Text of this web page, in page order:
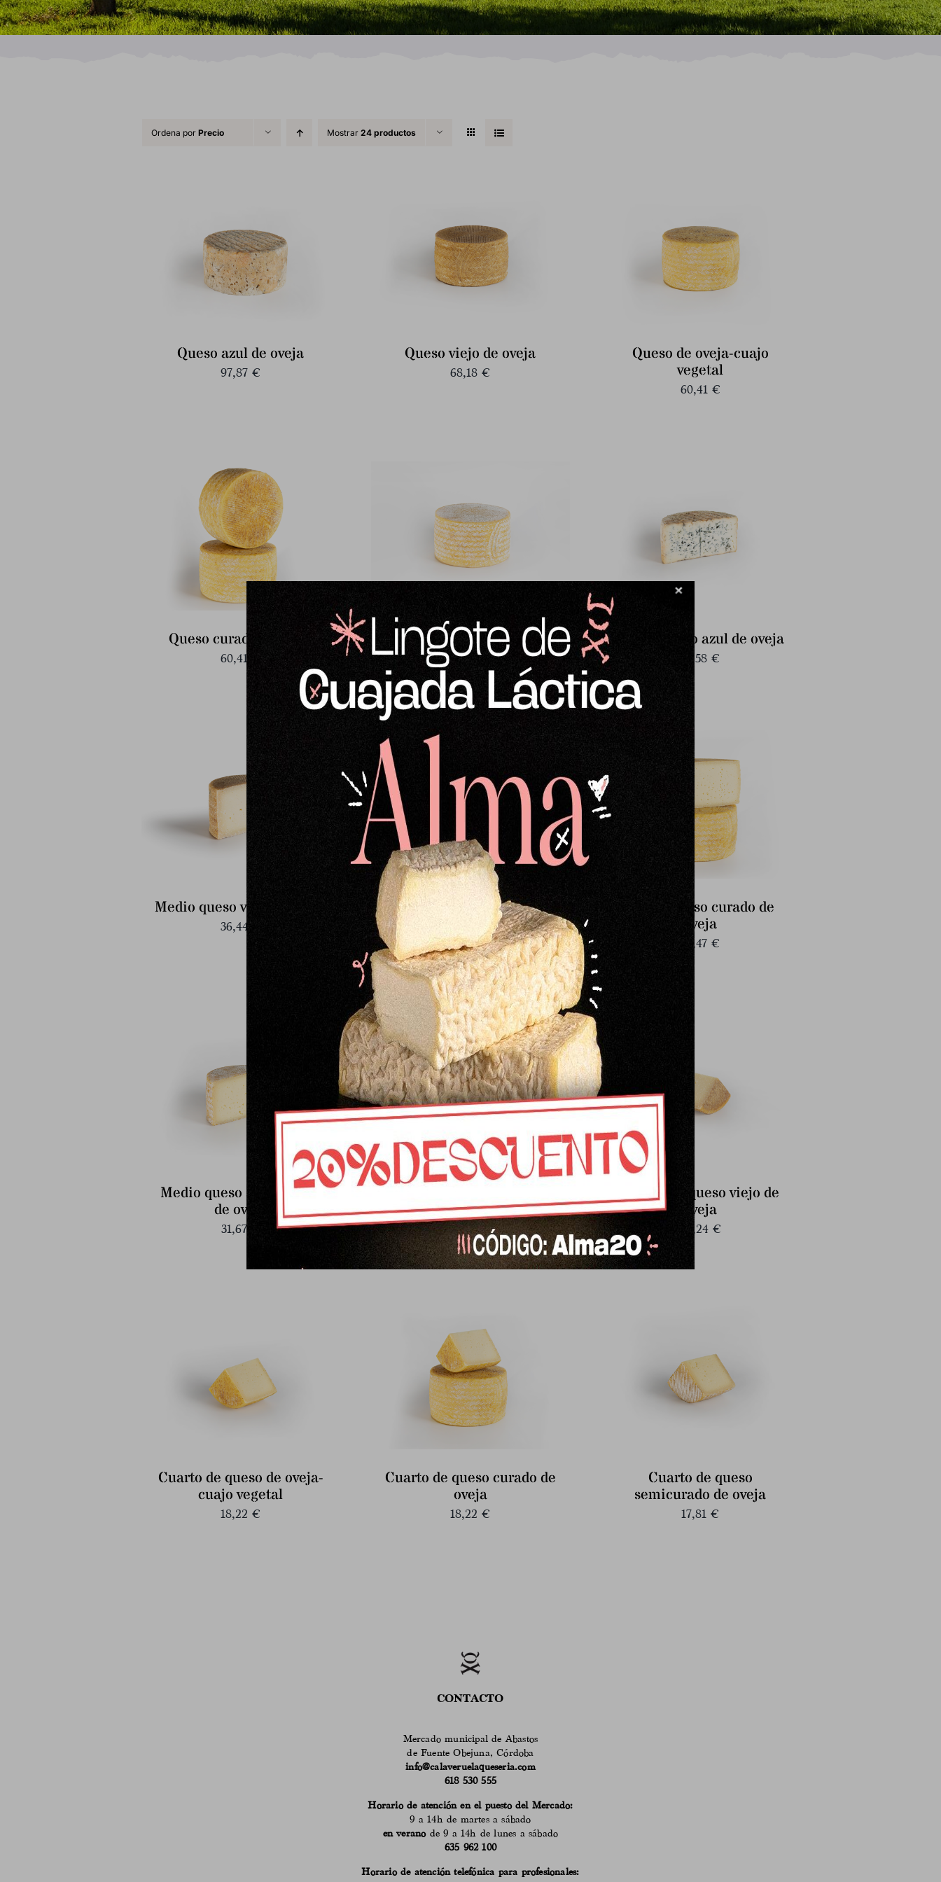
Ordena por Precio Mostrar 24 productos
Queso azul de oveja
97,87€
Queso viejo de oveja
68,18€
Queso de oveja-cuajo
vegetal
60,41 €
Queso curado de oveja
60,41
Queso semicurado de oveja
58,84
Medio queso azul de oveja
51,58 €
Medio queso viejo de oveja
36,44
Medio queso de oveja-
cuajo vegetal
32,47€
Medio queso curado de
oveja
32,47€
Medio queso semicurado
de oveja
31,67
oveja
27,96€
Cuarto de queso viejo de
oveja
20,24 €
Cuarto de queso de oveja-
cuajo vegetal
18,22€
Cuarto de queso curado de
oveja
18,22€
Cuarto de queso
semicurado de oveja
17,81€
CONTACTO
Mercado municipal de Abastos
de Fuente Obejuna, Córdoba
info@calaveruelaqueseria.com
618 530 555
Horario de atención en el puesto del Mercado:
9 a 14h de martes a sábado
en veranode 9 a 14h de lunes a sábado
635 962 100
Horario de atención telefónica para profesionales: